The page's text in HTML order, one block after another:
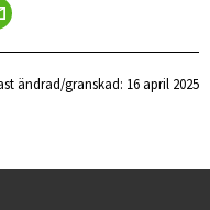
ändrad/granskad: 16 april 2025